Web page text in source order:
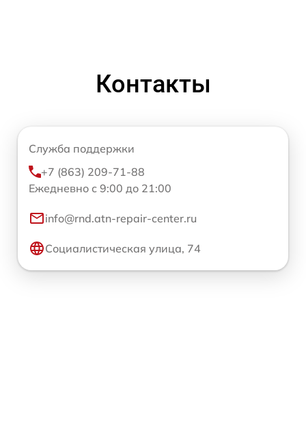
Контакты
Служба поддержки
+7 (863) 209-71-88
Ежедневно с 9:00 до 21:00
info@rnd.atn-repair-center.ru
Социалистическая улица, 74